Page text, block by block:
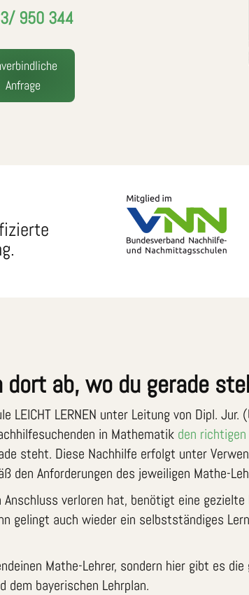
950 344
Anfrage
dort ab, wo du gerade
LEICHT LERNEN unter Leitung von Dipl.
in Mathematik den richtigen
steht. Diese Nachhilfe erfolgt unter
den Anforderungen des jeweiligen Mathe-
verloren hat, benötigt eine
gelingt auch wieder ein selbstständiges
Mathe-Lehrer, sondern hier gibt es
dem bayerischen Lehrplan.